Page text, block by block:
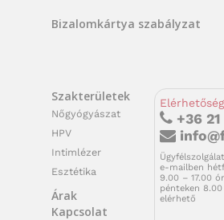
Bizalomkártya szabályzat
Szakterületek
Nőgyógyászat
HPV
Intimlézer
Esztétika
Árak
Kapcsolat
Elérhetőség
+36
e-mailben
9.00 – 17.00
pénteken
elérhető